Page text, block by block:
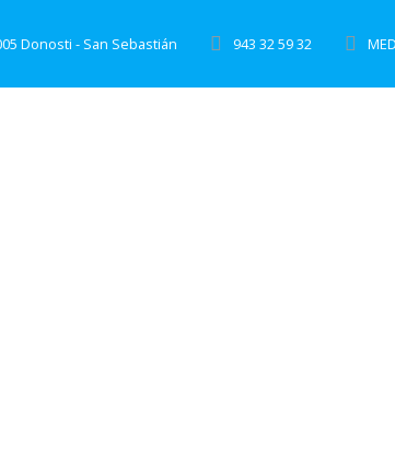
Donosti - San Sebastián 943 32 59 32